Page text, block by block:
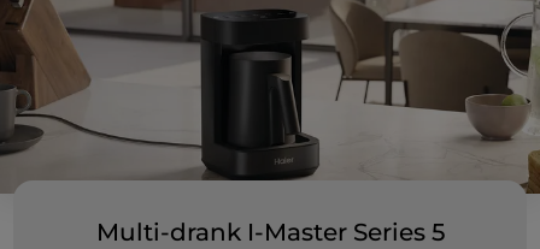
Multi-drank I-Master Series 5